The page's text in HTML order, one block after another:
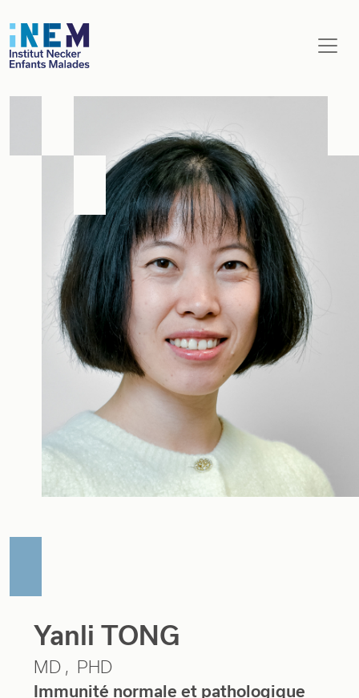
Aller au contenu principal
Yanli TONG
MD
PHD
Immunité normale et pathologique